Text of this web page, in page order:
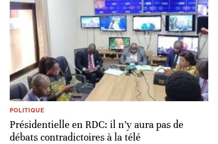
POLITIQUE
Présidentielle en RDC: il n’y aura pas de
débats contradictoires à la télé